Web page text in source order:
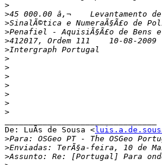
>
>
>
>
>
>
>
>
>
>
>
>
>
De: LuÃ­s de Sousa <
>Para: OSGeo PT - The OSGeo
>
>